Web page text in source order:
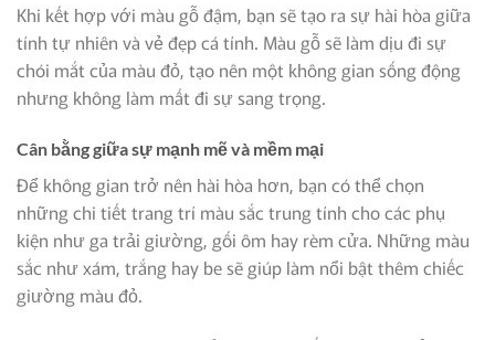
Khi kết hợp với màu gỗ đậm, bạn sẽ tạo ra sự hài hòa giữa
tính tự nhiên và vẻ đẹp cá tính. Màu gỗ sẽ làm dịu đi sự
chói mắt của màu đỏ, tạo nên một không gian sống động
nhưng không làm mất đi sự sang trọng.
Cân bằng giữa sự mạnh mẽ và mềm mại
Để không gian trở nên hài hòa hơn, bạn có thể chọn
những chi tiết trang trí màu sắc trung tính cho các phụ
kiện như ga trải giường, gối ôm hay rèm cửa. Những màu
sắc như xám, trắng hay be sẽ giúp làm nổi bật thêm chiếc
giường màu đỏ.